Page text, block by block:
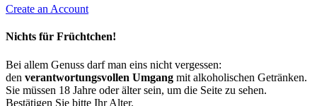
Create an Account
Nichts für Früchtchen!
Bei allem Genuss darf man eins nicht vergessen:
den verantwortungsvollen Umgang mit alkoholischen Getränken.
Sie müssen 18 Jahre oder älter sein, um die Seite zu sehen.
Bestätigen Sie bitte Ihr Alter.